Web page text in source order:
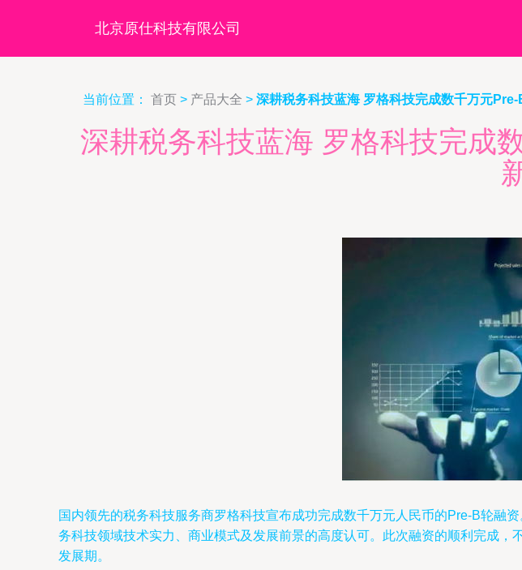
北京原仕科技有限公司
当前位置： 首页 > 产品大全 > 深耕税务科技蓝海 罗格科技完成数千万元
深耕税务科技蓝海 罗格科技完成
国内领先的税务科技服务商罗格科技宣布成功完成数千万元人民币的Pre-B轮融
务科技领域技术实力、商业模式及发展前景的高度认可。此次融资的顺利完成
发展期。